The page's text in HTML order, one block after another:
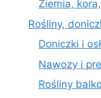
Ziemia,
Rośliny,
Doniczki i
Nawozy i
Rośliny